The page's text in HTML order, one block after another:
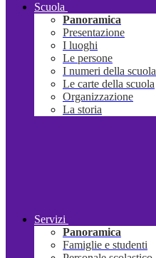
Scuola
Panoramica
Presentazione
I luoghi
Le persone
I numeri della scuola
Le carte della scuola
Organizzazione
La storia
Servizi
Panoramica
Famiglie e studenti